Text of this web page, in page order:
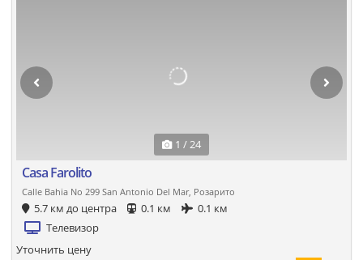
1 / 24
Casa Farolito
Calle Bahia No 299 San Antonio Del Mar, Розарито
5.7 км до центра 0.1 км
0.1 км
Телевизор
Уточнить цену